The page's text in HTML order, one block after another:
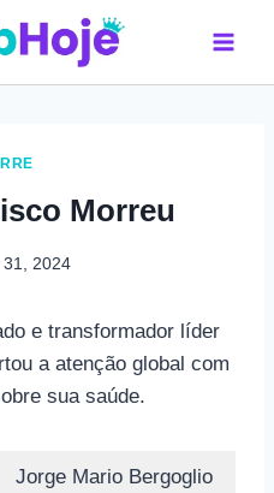
Morreu
2024
e transformador líder
a atenção global com
sua saúde.
Jorge Mario Bergoglio